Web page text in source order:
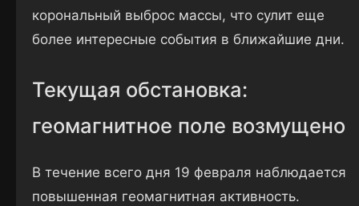
корональный выброс массы, что сулит еще
более интересные события в ближайшие дни.
Текущая обстановка:
геомагнитное поле возмущено
В течение всего дня 19 февраля наблюдается
повышенная геомагнитная активность.